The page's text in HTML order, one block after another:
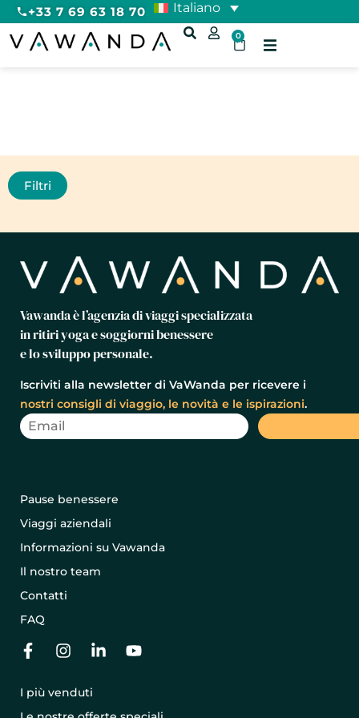
+33 7 69 63 18 70 Italiano
0
Filtri
Vawanda è l’agenzia di viaggi specializzata
in ritiri yoga e soggiorni benessere
e lo sviluppo personale.
Iscriviti alla newsletter di VaWanda per ricevere i
nostri consigli di viaggio, le novità e le ispirazioni.
Pause benessere
Viaggi aziendali
Informazioni su Vawanda
Il nostro team
Contatti
FAQ
I più venduti